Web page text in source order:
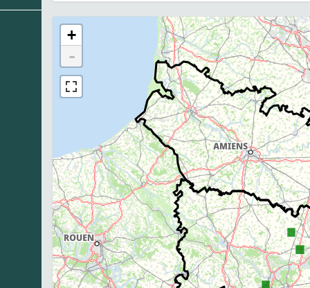
+
-